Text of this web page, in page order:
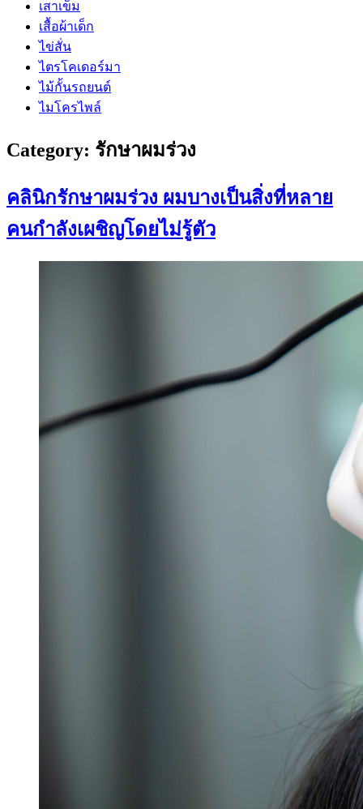
เสาเข็ม
เสื้อผ้าเด็ก
ไข่สั่น
ไตรโคเดอร์มา
ไม้กั้นรถยนต์
ไมโครไพล์
Category: รักษาผมร่วง
คลินิกรักษาผมร่วง ผมบางเป็นสิ่งที่หลาย
คนกำลังเผชิญโดยไม่รู้ตัว